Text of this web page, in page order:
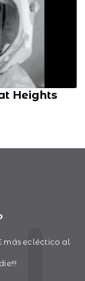
Heights
más ecléctico al